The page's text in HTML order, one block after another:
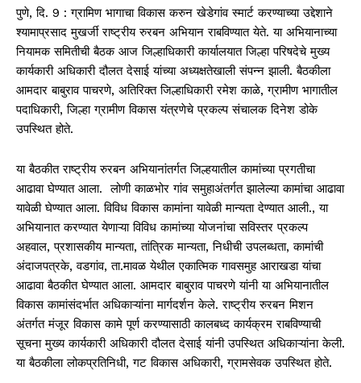
पुणे, दि. 9 : ग्रामिण भागाचा विकास करुन खेडेगांव स्मार्ट करण्याच्या उद्देशाने
श्यामाप्रसाद मुखर्जी राष्ट्रीय रुरबन अभियान राबविण्यात येते. या अभियानाच्या
नियामक समितीची बैठक आज जिल्हाधिकारी कार्यालयात जिल्हा परिषदेचे मुख्य
कार्यकारी अधिकारी दौलत देसाई यांच्या अध्यक्षतेखाली संपन्न झाली. बैठकीला
आमदार बाबुराव पाचरणे, अतिरिक्त जिल्हाधिकारी रमेश काळे, ग्रामीण भागातील
पदाधिकारी, जिल्हा ग्रामीण विकास यंत्रणेचे प्रकल्प संचालक दिनेश डोके
उपस्थित होते.
या बैठकीत राष्ट्रीय रुरबन अभियानांतर्गत जिल्हयातील कामांच्या प्रगतीचा
आढावा घेण्यात आला. लोणी काळभोर गांव समुहाअंतर्गत झालेल्या कामांचा आढावा
यावेळी घेण्यात आला. विविध विकास कामांना यावेळी मान्यता देण्यात आली., या
अभियानात करण्यात येणाऱ्या विविध कामांच्या योजनांचा सविस्तर प्रकल्प
अहवाल, प्रशासकीय मान्यता, तांत्रिक मान्यता, निधीची उपलब्धता, कामांची
अंदाजपत्रके, वडगांव, ता.मावळ येथील एकात्मिक गावसमुह आराखडा यांचा
आढावा बैठकीत घेण्यात आला. आमदार बाबुराव पाचरणे यांनी या अभियानातील
विकास कामांसंदर्भात अधिकाऱ्यांना मार्गदर्शन केले. राष्ट्रीय रुरबन मिशन
अंतर्गत मंजूर विकास कामे पूर्ण करण्यासाठी कालबध्द कार्यक्रम राबविण्याची
सूचना मुख्य कार्यकारी अधिकारी दौलत देसाई यांनी उपस्थित अधिकाऱ्यांना केली.
या बैठकीला लोकप्रतिनिधी, गट विकास अधिकारी, ग्रामसेवक उपस्थित होते.